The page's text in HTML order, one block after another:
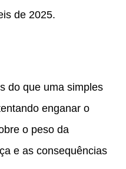
de 2025.
do que uma simples
enganar o
o peso da
e as consequências